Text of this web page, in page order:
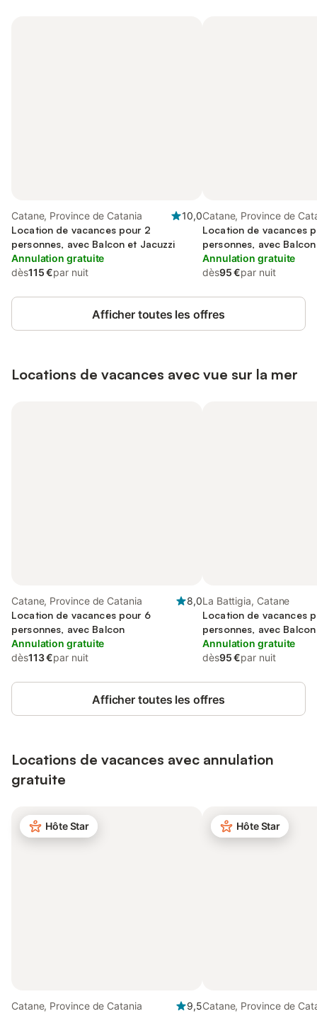
Catane, Province de Catania
10,0
Location de vacances pour 2
personnes, avec Balcon et Jacuzzi
Annulation gratuite
dès115 €par nuit
Catane, Province de
Location de vacances
personnes, avec Balcon
Annulation gratuite
dès95 €par nuit
Afficher toutes les offres
Locations de vacances avec vue sur la mer
Catane, Province de Catania
8,0
Location de vacances pour 6
personnes, avec Balcon
Annulation gratuite
dès113 €par nuit
La Battigia, Catane
Location de vacances
personnes, avec Balcon
Annulation gratuite
dès95 €par nuit
Afficher toutes les offres
Locations de vacances avec annulation
gratuite
Hôte Star
Catane, Province de Catania
9,5
Hôte Star
Catane, Province de